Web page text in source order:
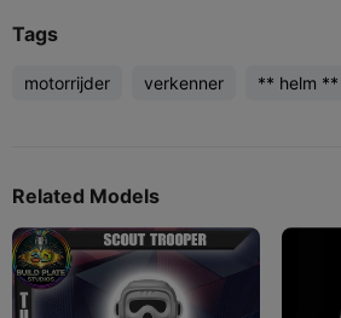
Tags
motorrijder verkenner ** helm **
Related Models